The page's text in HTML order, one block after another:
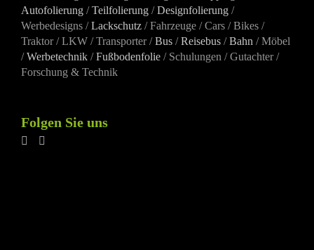
Autofolierung /Teilfolierung /Designfolierung /
Werbedesigns /Lackschutz / Fahrzeuge / Cars / Bikes /
Traktor / LKW / Transporter /Bus /Reisebus /Bahn / Möbel
/Werbetechnik /Fußbodenfolie / Schulungen / Gutachter /
Forschung & Technik
Folgen Sie uns